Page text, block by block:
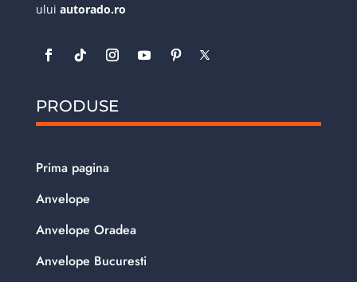
ului autorado.ro
PRODUSE
Prima pagina
Anvelope
Anvelope Oradea
Anvelope Bucuresti